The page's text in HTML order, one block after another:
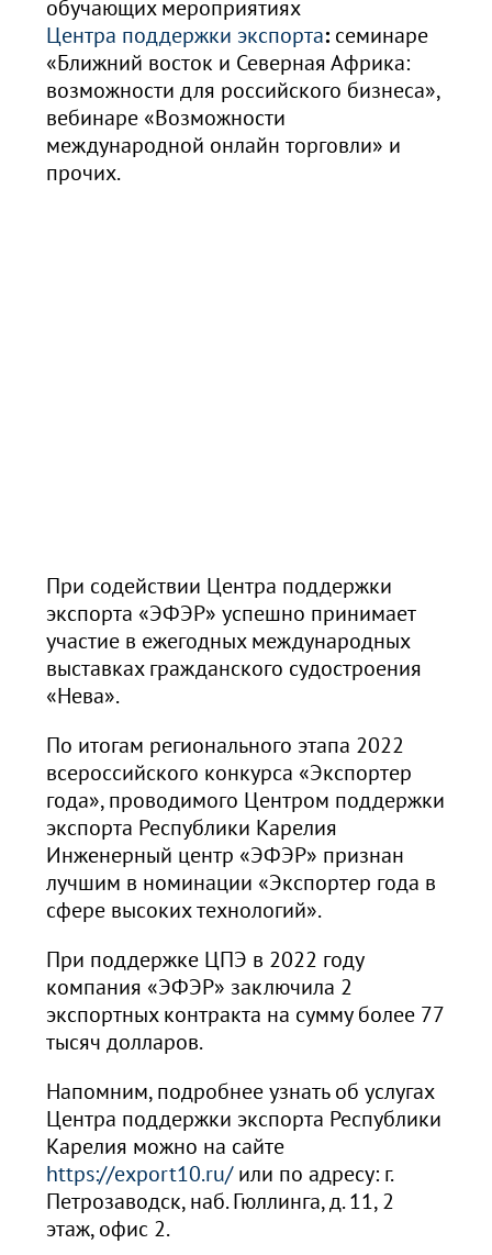
обучающих мероприятиях
Центра поддержки экспорта: семинаре
«Ближний восток и Северная Африка:
возможности для российского бизнеса»,
вебинаре «Возможности
международной онлайн торговли» и
прочих.
При содействии Центра поддержки
экспорта «ЭФЭР» успешно принимает
участие в ежегодных международных
выставках гражданского судостроения
«Нева».
По итогам регионального этапа 2022
всероссийского конкурса «Экспортер
года», проводимого Центром поддержки
экспорта Республики Карелия
Инженерный центр «ЭФЭР» признан
лучшим в номинации «Экспортер года в
сфере высоких технологий».
При поддержке ЦПЭ в 2022 году
компания «ЭФЭР» заключила 2
экспортных контракта на сумму более 77
тысяч долларов.
Напомним, подробнее узнать об услугах
Центра поддержки экспорта Республики
Карелия можно на сайте
https://export10.ru/или по адресу: г.
Петрозаводск, наб. Гюллинга, д. 11, 2
этаж, офис 2.